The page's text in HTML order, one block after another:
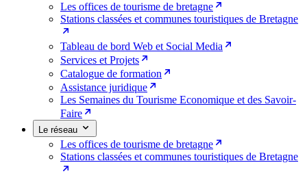
Les offices de tourisme de bretagne
Stations classées et communes touristiques de Bretagne
Tableau de bord Web et Social Media
Services et Projets
Catalogue de formation
Assistance juridique
Les Semaines du Tourisme Economique et des Savoir-
Faire
Le réseau
Les offices de tourisme de bretagne
Stations classées et communes touristiques de Bretagne